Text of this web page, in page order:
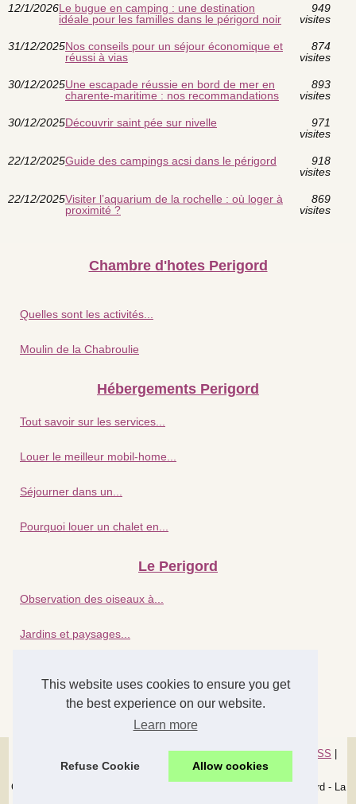
This website uses cookies to ensure you get
the best experience on our website.
Learn more
Refuse Cookie Allow cookies
12/1/2026Le bugue en camping : une destination
idéale pour les familles dans le périgord noir
949
visites
31/12/2025Nos conseils pour un séjour économique et
réussi à vias
874
visites
30/12/2025Une escapade réussie en bord de mer en
charente-maritime : nos recommandations
893
visites
30/12/2025Découvrir saint pée sur nivelle
971
visites
22/12/2025Guide des campings acsi dans le périgord
918
visites
22/12/2025Visiter l’aquarium de la rochelle : où loger à
proximité ?
869
visites
Chambre d'hotes Perigord
Quelles sont les activités...
Moulin de la Chabroulie
Hébergements Perigord
Tout savoir sur les services...
Louer le meilleur mobil-home...
Séjourner dans un...
Pourquoi louer un chalet en...
Le Perigord
Observation des oiseaux à...
Jardins et paysages...
Détente assurée : séjour...
Découvrir portail|Cookies Policy RSS
Dotclear © 2003-2026
Chambres d'hotes Perigord - Maison d'hotes Perigord - Gite Perigord - La